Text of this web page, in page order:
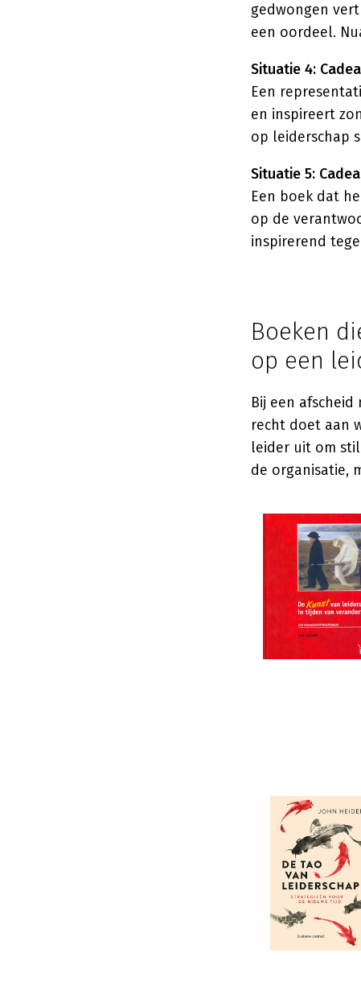
gedwongen
een oordeel.
Situatie 4:
Een
en inspireert
op leiderschap
Situatie 5:
Een boek dat
op de
inspirerend
Boeken
op een
Bij een
recht doet aan
leider uit om
de organisatie,